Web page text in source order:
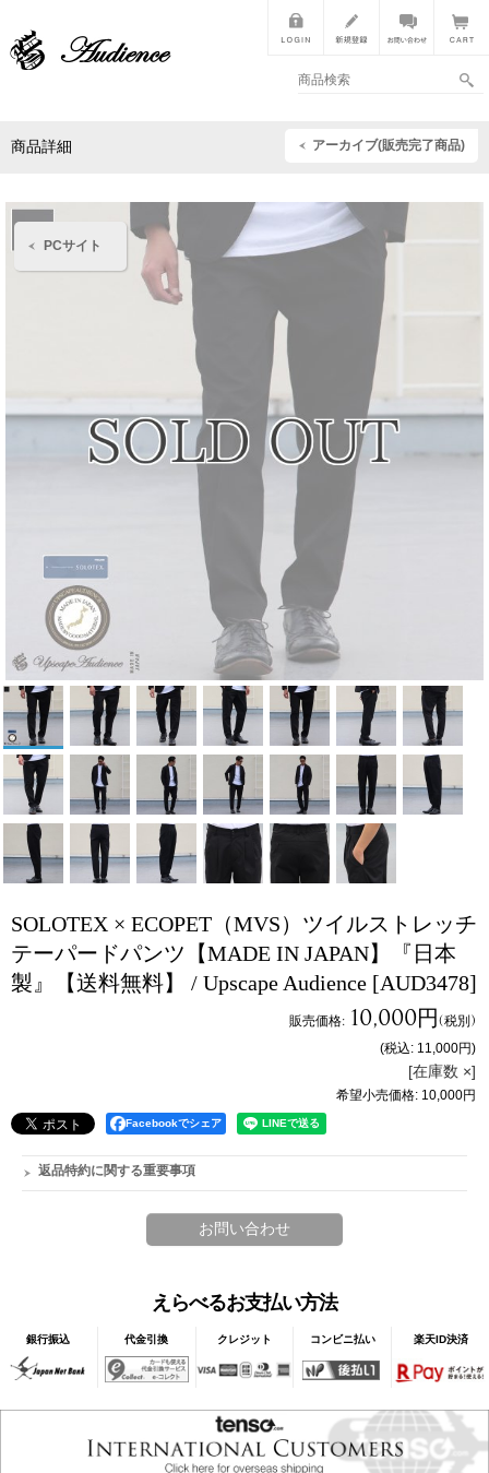
PCサイト
商品詳細 アーカイブ(販売完了商品)
SOLOTEX × ECOPET（MVS）ツイルストレッチ
テーパードパンツ【MADE IN JAPAN】『日本
製』【送料無料】 / Upscape Audience [AUD3478]
販売価格: 10,000円(税別)
(税込: 11,000円)
[在庫数 ×]
希望小売価格: 10,000円
Facebookでシェア
返品特約に関する重要事項
えらべるお支払い方法
銀行振込 代金引換 クレジット コンビニ払い 楽天ID決済